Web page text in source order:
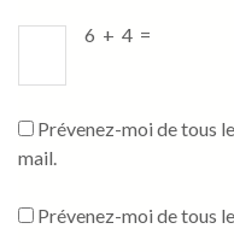
6 + 4 =
Prévenez-moi de tous
mail.
Prévenez-moi de tous